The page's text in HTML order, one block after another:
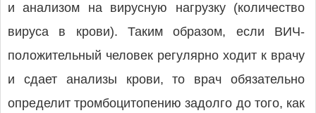
и анализом на вирусную нагрузку (количество
вируса в крови). Таким образом, если ВИЧ-
положительный человек регулярно ходит к врачу
и сдает анализы крови, то врач обязательно
определит тромбоцитопению задолго до того, как